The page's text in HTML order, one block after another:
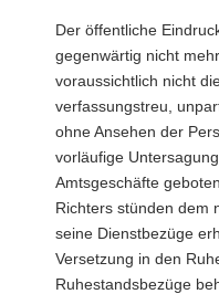
Der öffentliche
gegenwärtig nicht
voraussichtlich nicht
verfassungstreu,
ohne Ansehen der
vorläufige
Amtsgeschäfte
Richters stünden dem
seine Dienstbezüge
Versetzung in den
Ruhestandsbezüge